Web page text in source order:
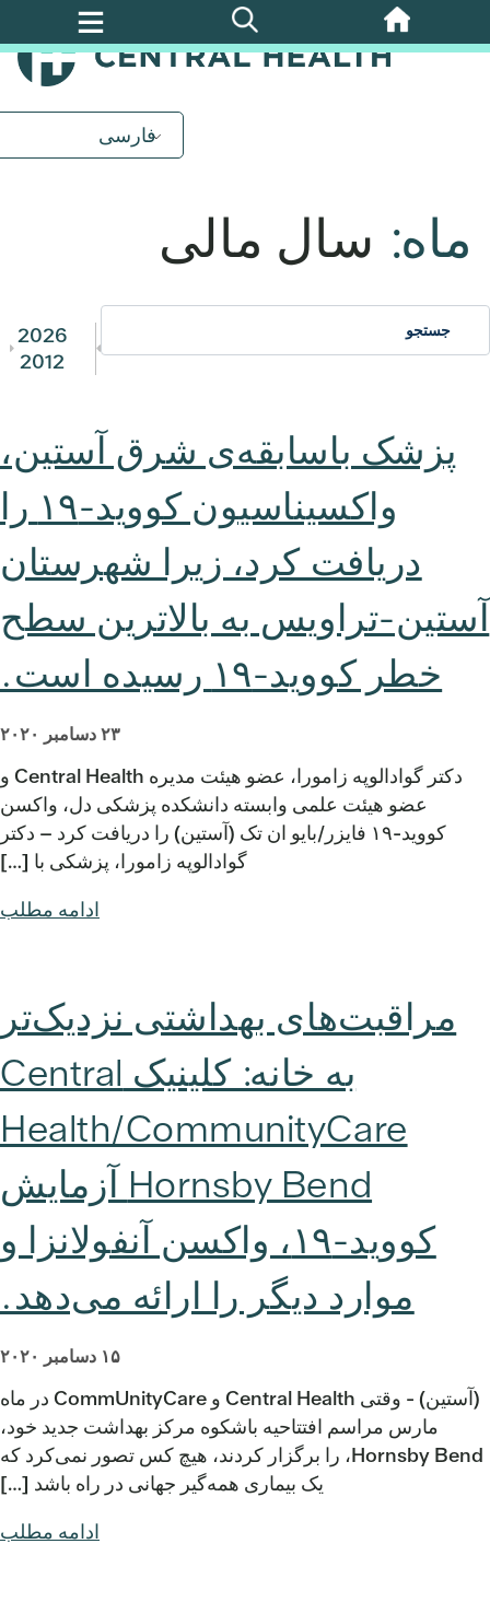
پرش
به
فارسی
ماه: سال مالی
2026
2012
پزشک باسابقه‌ی شرق آستین،
واکسیناسیون کووید-۱۹ را
دریافت کرد، زیرا شهرستان
آستین-تراویس به بالاترین سطح
خطر کووید-۱۹ رسیده است.
۲۳ دسامبر ۲۰۲۰
دکتر گوادالوپه زامورا، عضو هیئت مدیره Central Health و
عضو هیئت علمی وابسته دانشکده پزشکی دل، واکسن
کووید-۱۹ فایزر/بایو ان تک (آستین) را دریافت کرد – دکتر
گوادالوپه زامورا، پزشکی با […]
ادامه مطلب
مراقبت‌های بهداشتی نزدیک‌تر
به خانه: کلینیک Central
Health/CommunityCare
Hornsby Bend آزمایش
کووید-۱۹، واکسن آنفولانزا و
موارد دیگر را ارائه می‌دهد.
۱۵ دسامبر ۲۰۲۰
(آستین) - وقتی Central Health و CommUnityCare در ماه
مارس مراسم افتتاحیه باشکوه مرکز بهداشت جدید خود،
Hornsby Bend، را برگزار کردند، هیچ کس تصور نمی‌کرد که
یک بیماری همه‌گیر جهانی در راه باشد […]
ادامه مطلب